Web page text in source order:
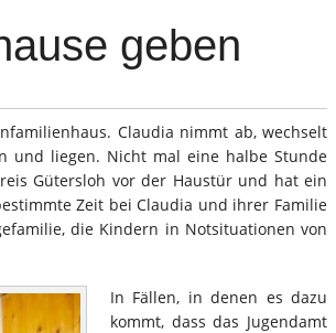
geben
Claudia nimmt ab, wechselt
und liegen. Nicht mal eine halbe Stunde
Gütersloh vor der Haustür und hat ein
Zeit bei Claudia und ihrer Familie
die Kindern in Notsituationen von
In Fällen, in denen es dazu
kommt, dass das Jugendamt